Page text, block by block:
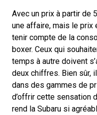
Avec un prix à partir de
une affaire, mais le prix
tenir compte de la
boxer. Ceux qui
temps à autre doivent
deux chiffres. Bien sûr,
dans des gammes de
d’offrir cette sensation
rend la Subaru si